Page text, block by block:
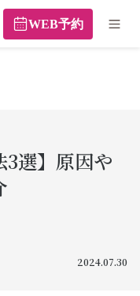
WEB予約
3選】原因や
2024.07.30